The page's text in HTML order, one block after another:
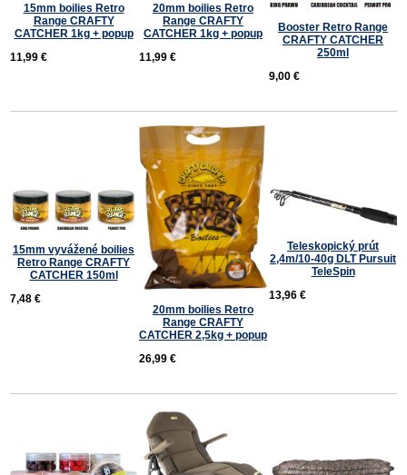
15mm boilies Retro
Range CRAFTY
CATCHER 1kg + popup
11,99 €
20mm boilies Retro
Range CRAFTY
CATCHER 1kg + popup
11,99 €
Booster Retro Range
CRAFTY CATCHER
250ml
9,00 €
15mm vyvážené boilies
Retro Range CRAFTY
CATCHER 150ml
7,48 €
20mm boilies Retro
Range CRAFTY
CATCHER 2,5kg + popup
26,99 €
Teleskopický prút
2,4m/10-40g DLT Pursuit
TeleSpin
13,96 €